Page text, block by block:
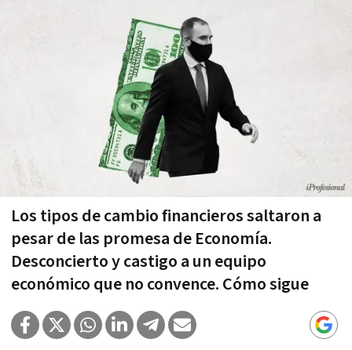
Los tipos de cambio financieros saltaron a
pesar de las promesa de Economía.
Desconcierto y castigo a un equipo
económico que no convence. Cómo sigue